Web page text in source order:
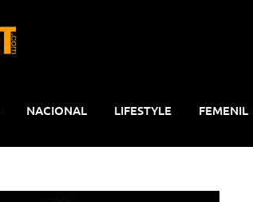
NACIONAL LIFESTYLE FEMENIL